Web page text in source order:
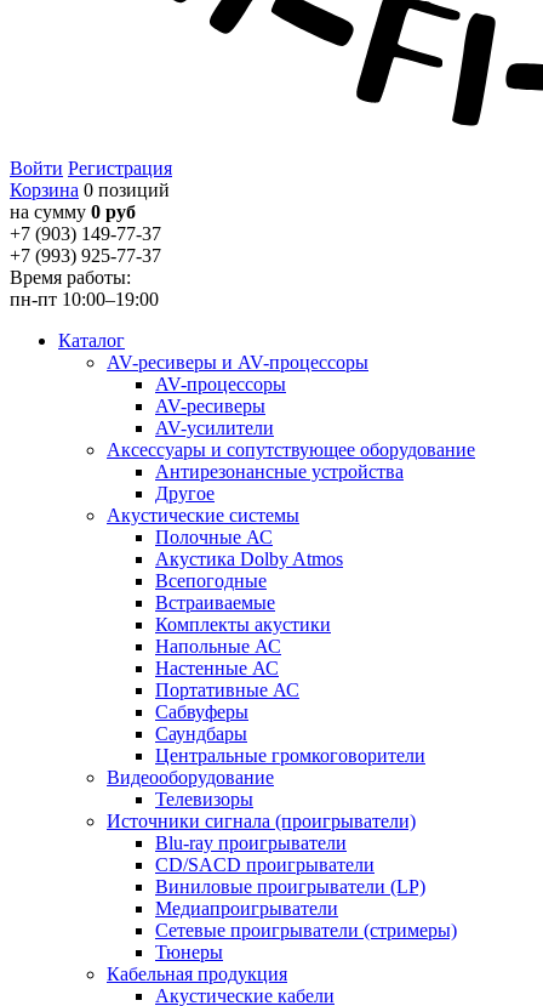
Войти Регистрация
Корзина 0 позиций
на сумму 0 руб
+7 (903) 149-77-37
+7 (993) 925-77-37
Время работы:
пн-пт 10:00–19:00
Каталог
AV-ресиверы и AV-процессоры
AV-процессоры
AV-ресиверы
AV-усилители
Аксессуары и сопутствующее оборудование
Антирезонансные устройства
Другое
Акустические системы
Полочные АС
Акустика Dolby Atmos
Всепогодные
Встраиваемые
Комплекты акустики
Напольные АС
Настенные АС
Портативные АС
Сабвуферы
Саундбары
Центральные громкоговорители
Видеооборудование
Телевизоры
Источники сигнала (проигрыватели)
Blu-ray проигрыватели
CD/SACD проигрыватели
Виниловые проигрыватели (LP)
Медиапроигрыватели
Сетевые проигрыватели (стримеры)
Тюнеры
Кабельная продукция
Акустические кабели